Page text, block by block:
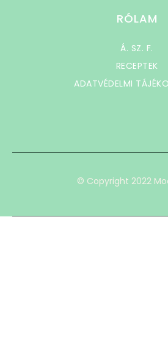
RÓLAM
Á. SZ. F.
RECEPTEK
ADATVÉDELMI
© Copyright 2022